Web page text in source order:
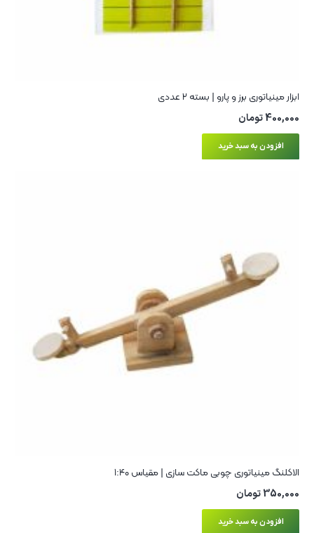
ابزار مینیاتوری برز و پارو | بسته ۲ عددی
400,000تومان
افزودن به سبد خرید
الاکلنگ مینیاتوری چوبی ماکت سازی | مقیاس ۱:۴۰
350,000تومان
افزودن به سبد خرید